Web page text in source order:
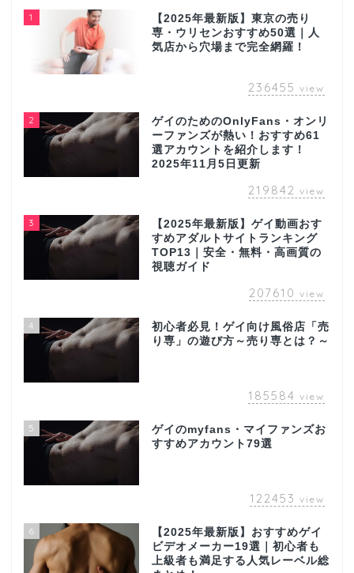
1
【2025年最新版】東京の売り
専・ウリセンおすすめ50選｜人
気店から穴場まで完全網羅！
236455 view
2
ゲイのためのOnlyFans・オンリ
ーファンズが熱い！おすすめ61
選アカウントを紹介します！
2025年11月5日更新
219842 view
3
【2025年最新版】ゲイ動画おす
すめアダルトサイトランキング
TOP13｜安全・無料・高画質の
視聴ガイド
207610 view
4
初心者必見！ゲイ向け風俗店「売
り専」の遊び方～売り専とは？～
185584 view
5
ゲイのmyfans・マイファンズお
すすめアカウント79選
122453 view
6
【2025年最新版】おすすめゲイ
ビデオメーカー19選｜初心者も
上級者も満足する人気レーベル総